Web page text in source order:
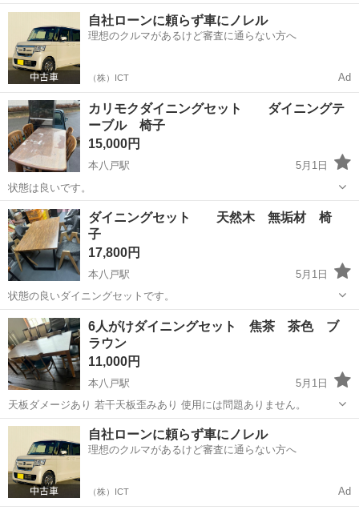
す。足は取り外し可能です。 椅子は、ありません。
青森 八戸市 陸奥市川駅 ダイニングセット
自社ローンに頼らず車にノレル
理想のクルマがあるけど審査に通らない方へ
（株）ICT Ad
カリモクダイニングセット ダイニングテ
ーブル 椅子
15,000円
本八戸駅
5月1日
状態は良いです。
青森 八戸市 本八戸駅 ダイニングセット
カリモクダイニングセット
ダイニングセット 天然木 無垢材 椅
子
17,800円
本八戸駅
5月1日
状態の良いダイニングセットです。
青森 八戸市 本八戸駅 ダイニングセット ダイニング
6人がけダイニングセット 焦茶 茶色 ブ
ラウン
11,000円
本八戸駅
5月1日
天板ダメージあり 若干天板歪みあり 使用には問題ありません。
青森 八戸市 本八戸駅 ダイニングセット
自社ローンに頼らず車にノレル
理想のクルマがあるけど審査に通らない方へ
（株）ICT Ad